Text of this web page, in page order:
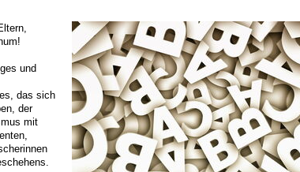
und
das sich
der
mit